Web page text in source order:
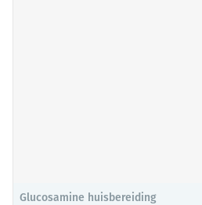
Glucosamine huisbereiding